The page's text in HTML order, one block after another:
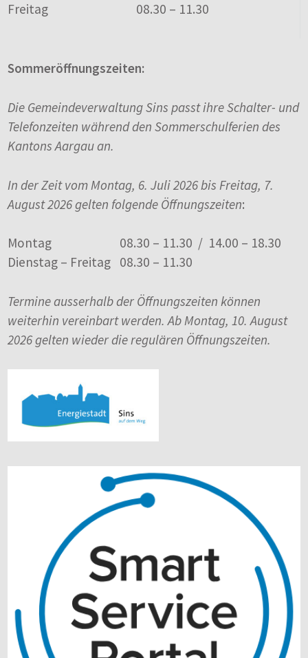
Freitag
08.30 – 11.30
Sommeröffnungszeiten:
Die Gemeindeverwaltung Sins passt ihre Schalter- und
Telefonzeiten während den Sommerschulferien des
Kantons Aargau an.
In der Zeit vom Montag, 6. Juli 2026 bis Freitag, 7.
August 2026 gelten folgende Öffnungszeiten:
Montag
08.30 – 11.30 / 14.00 – 18.30
Dienstag – Freitag 08.30 – 11.30
Termine ausserhalb der Öffnungszeiten können
weiterhin vereinbart werden. Ab Montag, 10. August
2026 gelten wieder die regulären Öffnungszeiten.